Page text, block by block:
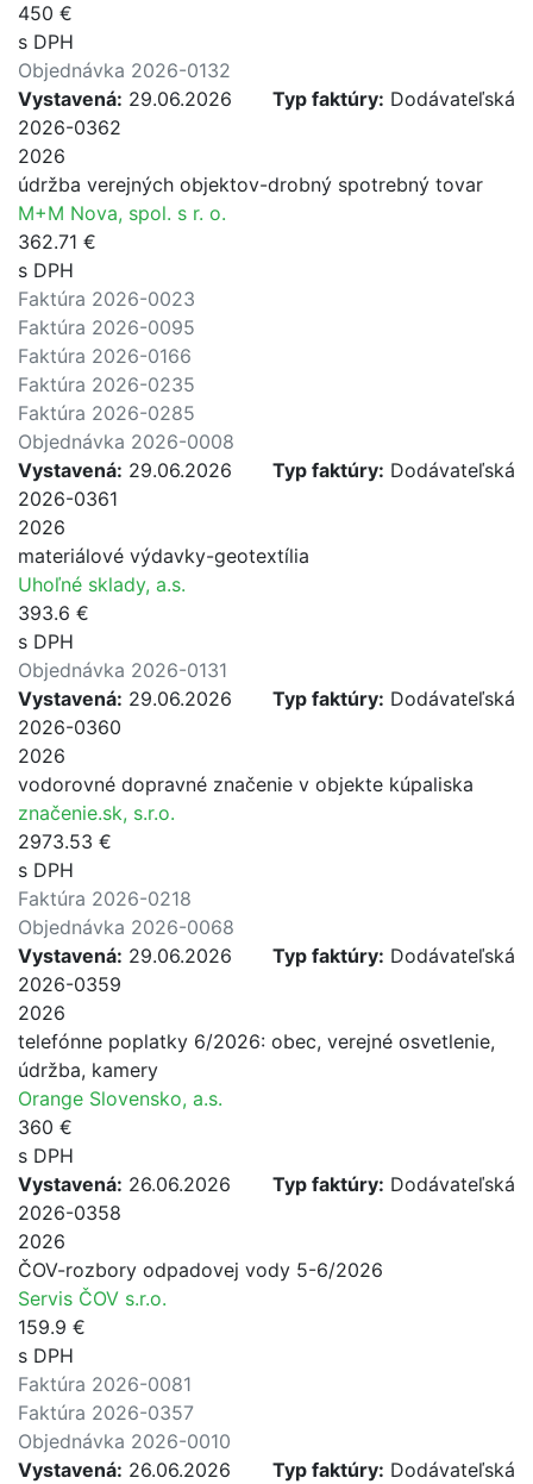
450 €
s DPH
Objednávka 2026-0132
Vystavená: 29.06.2026 Typ faktúry: Dodávateľská
2026-0362
2026
údržba verejných objektov-drobný spotrebný tovar
M+M Nova, spol. s r. o.
362.71 €
s DPH
Faktúra 2026-0023
Faktúra 2026-0095
Faktúra 2026-0166
Faktúra 2026-0235
Faktúra 2026-0285
Objednávka 2026-0008
Vystavená: 29.06.2026 Typ faktúry: Dodávateľská
2026-0361
2026
materiálové výdavky-geotextília
Uhoľné sklady, a.s.
393.6 €
s DPH
Objednávka 2026-0131
Vystavená: 29.06.2026 Typ faktúry: Dodávateľská
2026-0360
2026
vodorovné dopravné značenie v objekte kúpaliska
značenie.sk, s.r.o.
2973.53 €
s DPH
Faktúra 2026-0218
Objednávka 2026-0068
Vystavená: 29.06.2026 Typ faktúry: Dodávateľská
2026-0359
2026
telefónne poplatky 6/2026: obec, verejné osvetlenie,
údržba, kamery
Orange Slovensko, a.s.
360 €
s DPH
Vystavená: 26.06.2026 Typ faktúry: Dodávateľská
2026-0358
2026
ČOV-rozbory odpadovej vody 5-6/2026
Servis ČOV s.r.o.
159.9 €
s DPH
Faktúra 2026-0081
Faktúra 2026-0357
Objednávka 2026-0010
Vystavená: 26.06.2026 Typ faktúry: Dodávateľská